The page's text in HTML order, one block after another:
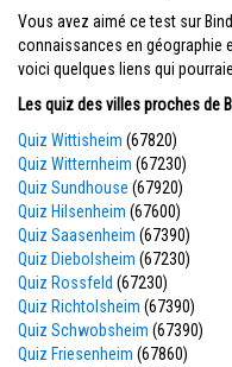
Vous avez aimé ce test sur
connaissances en géographie
voici quelques liens qui
Les quiz des villes proches de
Quiz Wittisheim (67820)
Quiz Witternheim (67230)
Quiz Sundhouse (67920)
Quiz Hilsenheim (67600)
Quiz Saasenheim (67390)
Quiz Diebolsheim (67230)
Quiz Rossfeld (67230)
Quiz Richtolsheim (67390)
Quiz Schwobsheim (67390)
Quiz Friesenheim (67860)